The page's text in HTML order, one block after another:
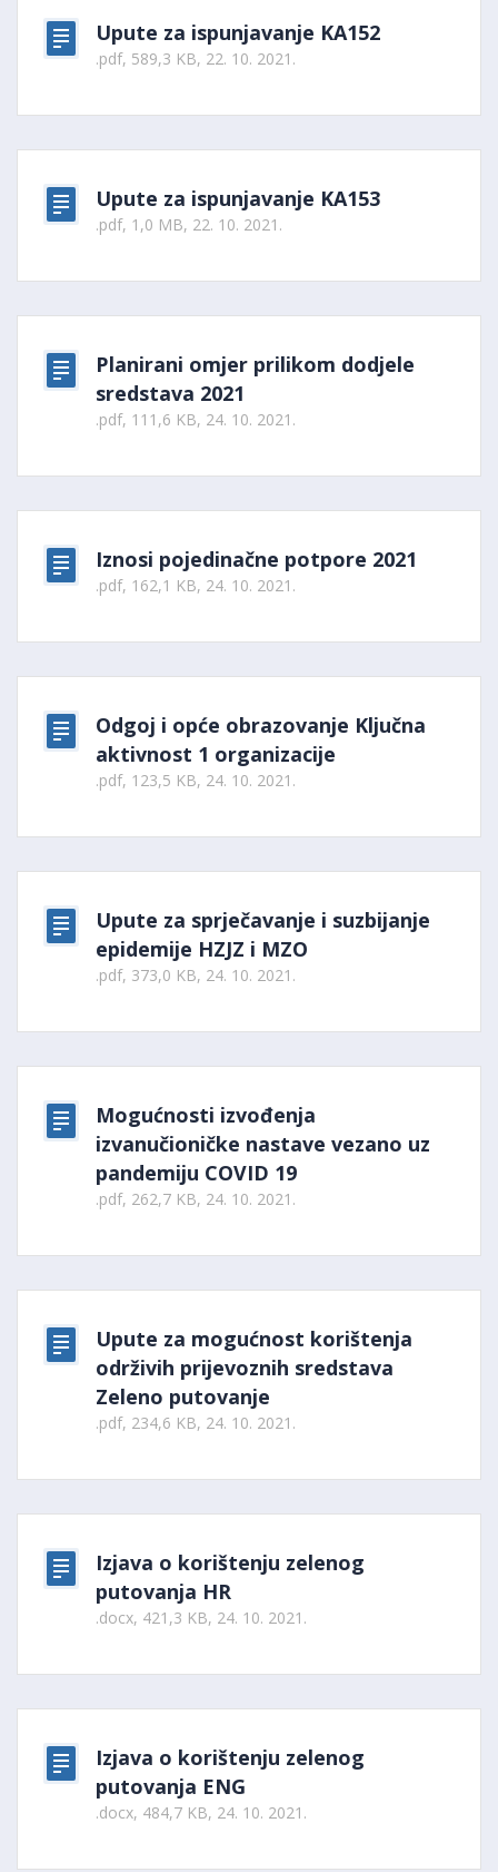
Upute za ispunjavanje KA152
.pdf, 589,3 KB, 22. 10. 2021.
Upute za ispunjavanje KA153
.pdf, 1,0 MB, 22. 10. 2021.
Planirani omjer prilikom dodjele
sredstava 2021
.pdf, 111,6 KB, 24. 10. 2021.
Iznosi pojedinačne potpore 2021
.pdf, 162,1 KB, 24. 10. 2021.
Odgoj i opće obrazovanje Ključna
aktivnost 1 organizacije
.pdf, 123,5 KB, 24. 10. 2021.
Upute za sprječavanje i suzbijanje
epidemije HZJZ i MZO
.pdf, 373,0 KB, 24. 10. 2021.
Mogućnosti izvođenja
izvanučioničke nastave vezano uz
pandemiju COVID 19
.pdf, 262,7 KB, 24. 10. 2021.
Upute za mogućnost korištenja
održivih prijevoznih sredstava
Zeleno putovanje
.pdf, 234,6 KB, 24. 10. 2021.
Izjava o korištenju zelenog
putovanja HR
.docx, 421,3 KB, 24. 10. 2021.
Izjava o korištenju zelenog
putovanja ENG
.docx, 484,7 KB, 24. 10. 2021.